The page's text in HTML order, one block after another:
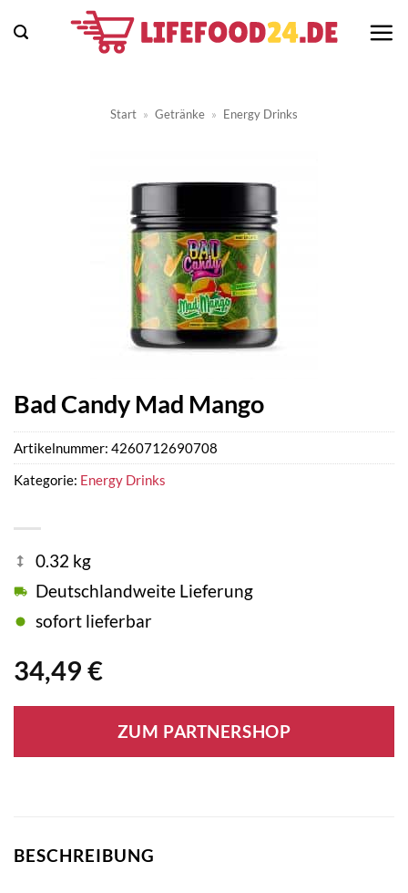
Inhalt
Start » Getränke » Energy Drinks
Bad Candy Mad Mango
34,49 €
0.32 kg
Deutschlandweite Lieferung
sofort lieferbar
ZUM PARTNERSHOP
Artikelnummer: 4260712690708
Kategorie: Energy Drinks
BESCHREIBUNG